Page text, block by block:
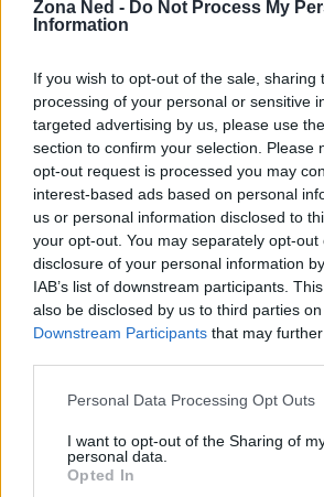
Zona Ned - Do Not Process My
Information
If you wish to opt-out of the sale, sharing
processing of your personal or sensitive
targeted advertising by us, please use
section to confirm your selection. Please
opt-out request is processed you may
interest-based ads based on personal
us or personal information disclosed to
your opt-out. You may separately opt-
disclosure of your personal information
IAB’s list of downstream participants.
also be disclosed by us to third parties
Downstream Participants that may
Please note that this website/app uses
not limited to your visit or usage
grant or deny consent to Google and its
use your data for below specified
Personal Data Processing Opt Outs
I want to opt-out of the Sharing of
personal data.
Opted In
Ilaria Mauri
Dall'Ara durante una partita
commenti. In redazione
sul campo e conserva il